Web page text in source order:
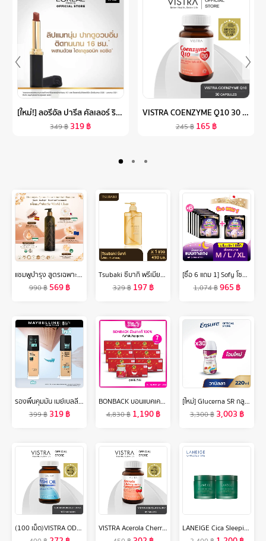
[ใหม่!] ลอรีอัล ปารีส คัลเลอร์ ริช อินเทนซ์ วอลุ่ม แมท L’OREAL PARIS COLOR RICHE INTENSE VOLUME MATTE (ลิปแมท, ลิปแมทเนื้อนุ่ม, ลิปลอรีอัล, ติดทนนาน 16 ชั่วโมง)
349฿ 319฿
VISTRA COENZYME Q10 30 MG - วิสทร้า โคเอนไซม์ คิวเท็น 30 มก. ( 30 เม็ด )
245฿ 165 ฿
แชมพูบำรุง สูตรเฉพาะหอมเกศ(Hommkesa Natural Color Shampoo ขนาด340ml.)
990฿ 569฿
Tsubaki ซึบากิ พรีเมียม รีแพร์ แชมพู (ขวดทอง) 490 มล.
329฿ 197฿
[ซื้อ 6 แถม 1] Sofy โซฟี หลับสนิทตลอดคืน ผ้าอนามัย แบบกางเกง ไซส์ M-XL จำนวน 5 ชิ้น Sofy Night Pants Size M-XL 5 pcs Buy 6 get 1
1,074฿965 ฿
รองพื้นคุมมัน เมย์เบลลีน ฟิต มี แมท แอนด์ พอร์เลส 30 มล.MAYBELLINE FIT ME MATTE AND PORELESS LIQUID FOUNDATION 30 ML.(เครื่องสำอาง,รองพื้น,ครีมรองพื้น,เนื้อแมท)
399฿ 319฿
BONBACK บอนแบคเครื่องดื่มรังนกแท้ 100% จากถ้ำธรรมชาติ สูตรต้นตำรับ 75มล. เซต 7 กล่อง 21 ขวด
4,830฿ 1,190฿
[ใหม่] Glucerna SR กลูเซอนา เอสอาร์ ชนิดน้ำ กลิ่นวานิลลา 220ml 30 ขวด สำหรับผู้ป่วยเบาหวาน
3,300฿ 3,003 ฿
(100 เม็ด)VISTRA ODORLESS FISH OIL 1000 MG (BOT- 100 CAPS) วิสทร้า โอเดอร์เลส ฟิชออยด์ 1000 มก. สูตรใหม่ กลิ่นมินต์ (ขวดใหญ่ บรรจุ 100 เม็ด/ขวด)
VISTRA Acerola Cherry 1000 mg & Citrus Bioflavonoids Plus - วิสทร้า อะเซโรลาเชอรี่ 1000 มก. & ซิตรัส ไบโอฟลาโวนอยด์ พลัส ( 45 เม็ด )
LANEIGE Cica Sleeping Mask 60ml (แพ็ค2ชิ้น) ลาเนจ ซิก้า สลีปปิ้ง มาส์ก มาส์กหน้าบำรุงผิว สูตรเฉพาะผิวแพ้ง่าย ผิวแข็งแรง